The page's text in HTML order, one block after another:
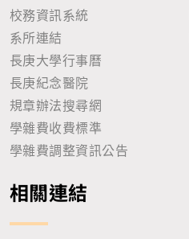
校務資訊系統
系所連結
長庚大學行事曆
長庚紀念醫院
規章辦法搜尋網
學雜費收費標準
學雜費調整資訊公告
相關連結